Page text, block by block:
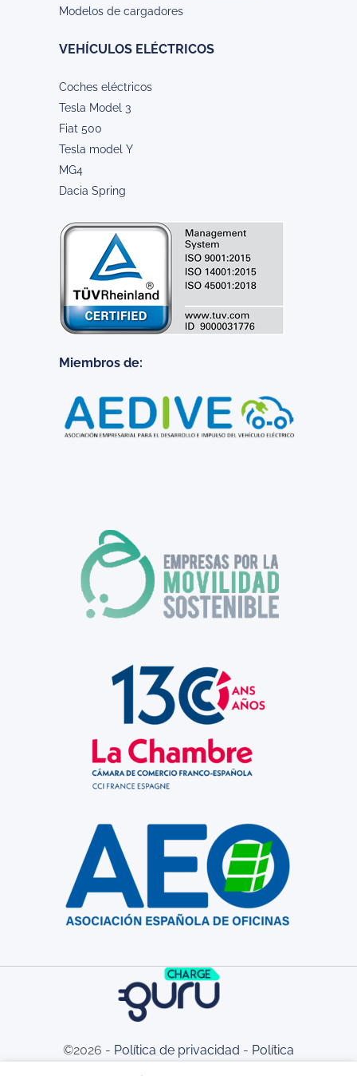
Modelos de cargadores
VEHÍCULOS ELÉCTRICOS
Coches eléctricos
Tesla Model 3
Fiat 500
Tesla model Y
MG4
Dacia Spring
Miembros de:
©2026 - Política de privacidad - Política